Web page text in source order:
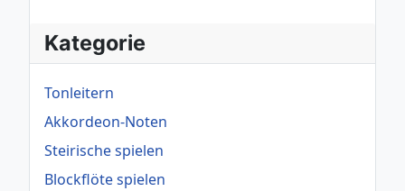
Kategorie
Tonleitern
Akkordeon-Noten
Steirische spielen
Blockflöte spielen